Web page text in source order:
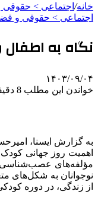
خانه/ اجتماعی >
اجتماعی > حقوقی و
نگاه به اطفال
۱۴۰۳/۰۹/۰۴
خواندن این مطلب 8 دقیقه زمان میبرد
به گزارش ایسنا،
اهمیت روز جهانی
مؤلفه‌های عصب‌شناسی
نوجوانان به شکل‌های
از زندگی، در دوره